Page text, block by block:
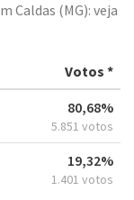
Caldas (MG): veja
Votos *
80,68%
5.851 votos
19,32%
1.401 votos